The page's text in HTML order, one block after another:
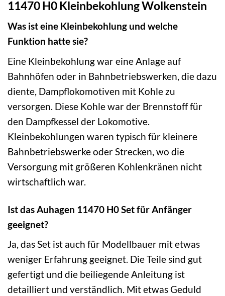
11470 H0 Kleinbekohlung Wolkenstein
Was ist eine Kleinbekohlung und welche
Funktion hatte sie?
Eine Kleinbekohlung war eine Anlage auf
Bahnhöfen oder in Bahnbetriebswerken, die dazu
diente, Dampflokomotiven mit Kohle zu
versorgen. Diese Kohle war der Brennstoff für
den Dampfkessel der Lokomotive.
Kleinbekohlungen waren typisch für kleinere
Bahnbetriebswerke oder Strecken, wo die
Versorgung mit größeren Kohlenkränen nicht
wirtschaftlich war.
Ist das Auhagen 11470 H0 Set für Anfänger
geeignet?
Ja, das Set ist auch für Modellbauer mit etwas
weniger Erfahrung geeignet. Die Teile sind gut
gefertigt und die beiliegende Anleitung ist
detailliert und verständlich. Mit etwas Geduld